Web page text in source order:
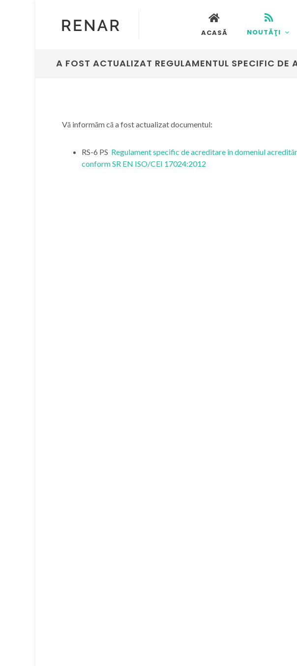
ACASĂ NOUTĂŢI
A FOST ACTUALIZAT REGULAMENTUL SPECIFIC DE
Vă informăm că a fost actualizat documentul:
RS-6 PS Regulament specific de acreditare în domeniul
conform SR EN ISO/CEI 17024:2012